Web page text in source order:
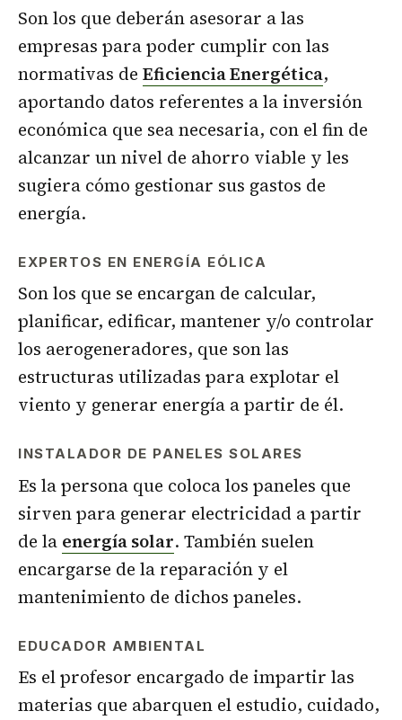
Son los que deberán asesorar a las
empresas para poder cumplir con las
normativas de Eficiencia Energética,
aportando datos referentes a la inversión
económica que sea necesaria, con el fin de
alcanzar un nivel de ahorro viable y les
sugiera cómo gestionar sus gastos de
energía.
EXPERTOS EN ENERGÍA EÓLICA
Son los que se encargan de calcular,
planificar, edificar, mantener y/o controlar
los aerogeneradores, que son las
estructuras utilizadas para explotar el
viento y generar energía a partir de él.
INSTALADOR DE PANELES SOLARES
Es la persona que coloca los paneles que
sirven para generar electricidad a partir
de la energía solar. También suelen
encargarse de la reparación y el
mantenimiento de dichos paneles.
EDUCADOR AMBIENTAL
Es el profesor encargado de impartir las
materias que abarquen el estudio, cuidado,